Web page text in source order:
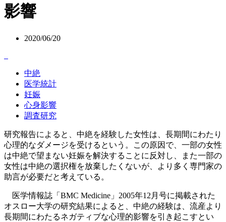
影響
2020/06/20
中絶
医学統計
妊娠
心身影響
調査研究
研究報告によると、中絶を経験した女性は、長期間にわたり
心理的なダメージを受けるという。この原因で、一部の女性
は中絶で望まない妊娠を解決することに反対し、また一部の
女性は中絶の選択権を放棄したくないが、より多く専門家の
助言が必要だと考えている。
医学情報誌「BMC Medicine」2005年12月号に掲載された
オスロー大学の研究結果によると、中絶の経験は、流産より
長期間にわたるネガティブな心理的影響を引き起こすとい